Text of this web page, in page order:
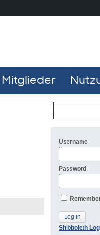
Mitglieder
Username
Password
Shibboleth